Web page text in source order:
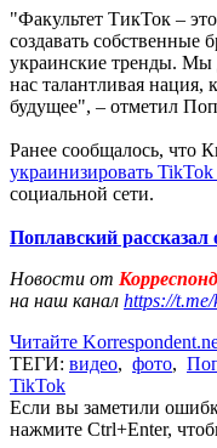
"Факультет ТикТок –
создавать собственные
украинские тренды. Мы
нас талантливая нация,
будущее", – отметил
Ранее сообщалось, что
украинизировать
социальной сети.
Поплавский
Новости от
на наш канал https://
Читайте
ТЕГИ: видео, фото,
TikTok
Если вы заметили
нажмите Ctrl+Enter,